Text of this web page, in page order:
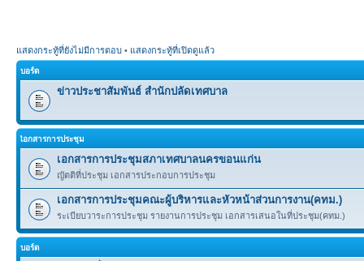
แสดงกระทู้ที่ยังไม่มีการตอบ • แสดงกระทู้ที่เปิดดูแล้ว
บอร์ด
ข่าวประชาสัมพันธ์ สำนักปลัดเทศบาล
เิอกสารการประชุม
เอกสารการประชุมสภาเทศบาลนครขอนแก่น
ญัตติที่ประชุม เอกสารประกอบการประชุม
เอกสารการประชุมคณะผู้บริหารและหัวหน้าส่วนการงาน(คทม.)
ระเบียบวาระการประชุม รายงานการประชุม เอกสารเสนอในที่ประชุม(คทม.)
บอร์ด